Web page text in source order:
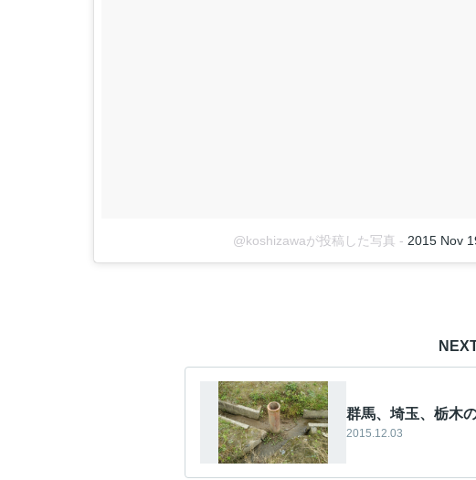
@koshizawaが投稿した写真 - 2015 Nov
群馬、埼玉、栃木
2015.12.03